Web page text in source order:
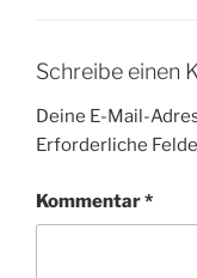
Schreibe einen
Deine E-Mail-
Erforderliche
Kommentar*